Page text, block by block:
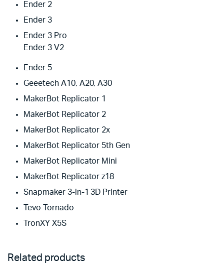
Ender 2
Ender 3
Ender 3 Pro
Ender 3 V2
Ender 5
Geeetech A10, A20, A30
MakerBot Replicator 1
MakerBot Replicator 2
MakerBot Replicator 2x
MakerBot Replicator 5th Gen
MakerBot Replicator Mini
MakerBot Replicator z18​
Snapmaker 3-in-1 3D Printer
Tevo Tornado
TronXY X5S
Related products